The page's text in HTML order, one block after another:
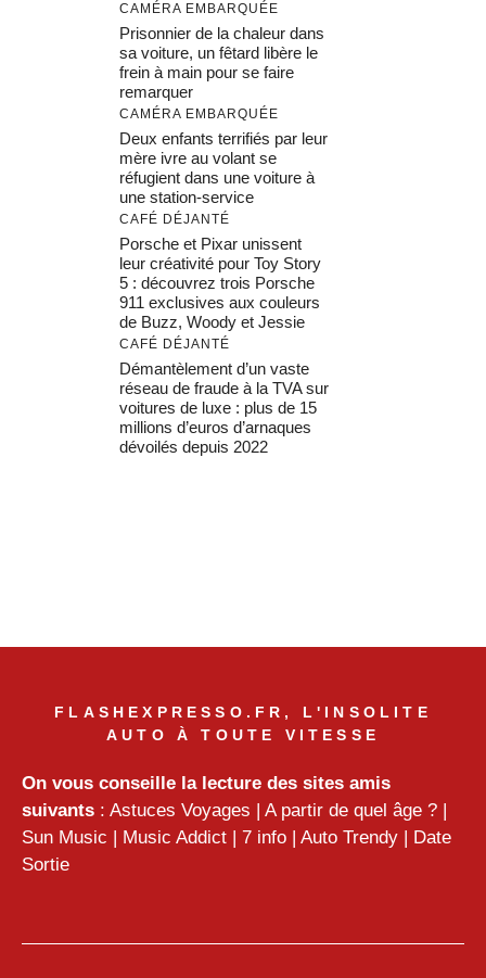
CAMÉRA EMBARQUÉE
Prisonnier de la chaleur dans
sa voiture, un fêtard libère le
frein à main pour se faire
remarquer
CAMÉRA EMBARQUÉE
Deux enfants terrifiés par leur
mère ivre au volant se
réfugient dans une voiture à
une station-service
CAFÉ DÉJANTÉ
Porsche et Pixar unissent
leur créativité pour Toy Story
5 : découvrez trois Porsche
911 exclusives aux couleurs
de Buzz, Woody et Jessie
CAFÉ DÉJANTÉ
Démantèlement d’un vaste
réseau de fraude à la TVA sur
voitures de luxe : plus de 15
millions d’euros d’arnaques
dévoilés depuis 2022
FLASHEXPRESSO.FR, L'INSOLITE
AUTO À TOUTE VITESSE
On vous conseille la lecture des sites amis
suivants : Astuces Voyages | A partir de quel âge ? |
Sun Music | Music Addict | 7 info | Auto Trendy | Date
Sortie